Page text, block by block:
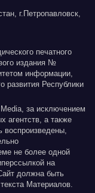
г.Петропавловск,
печатного
издания №
информации,
развития Республики
за исключением
агентств, а также
воспроизведены,
не более одной
на
должна быть
Материалов.